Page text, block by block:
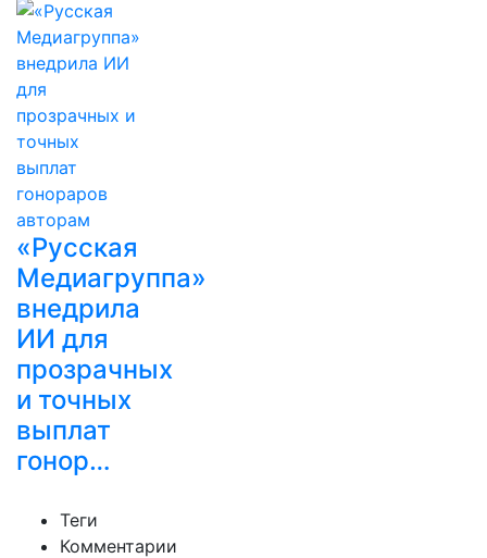
«Русская
Медиагруппа»
внедрила
ИИ для
прозрачных
и точных
выплат
гонор…
Теги
Комментарии